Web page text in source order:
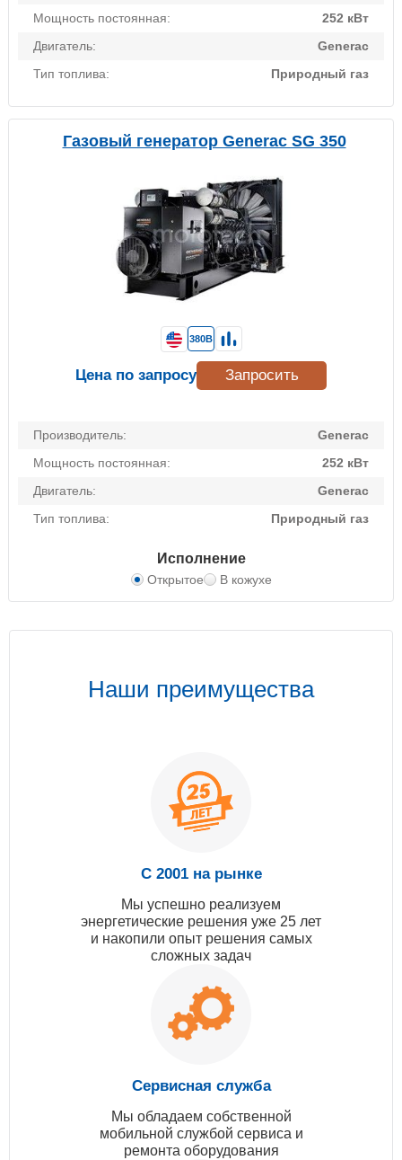
Мощность постоянная:
252 кВт
Двигатель:
Generac
Тип топлива:
Природный газ
Газовый генератор Generac SG 350
Производитель:
Generac
Мощность постоянная:
252 кВт
Двигатель:
Generac
Тип топлива:
Природный газ
Исполнение
Открытое В кожухе
380В
Цена по запросу Запросить
Наши преимущества
С 2001 на рынке
Мы успешно реализуем
энергетические решения уже 25 лет
и накопили опыт решения самых
сложных задач
Сервисная служба
Мы обладаем собственной
мобильной службой сервиса и
ремонта оборудования